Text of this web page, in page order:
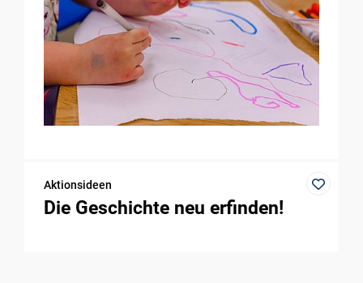
Aktionsideen
Die Geschichte neu erfinden!